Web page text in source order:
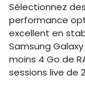
Sélectionnez
performance
excellent en
Samsung
moins 4 Go de
sessions live de